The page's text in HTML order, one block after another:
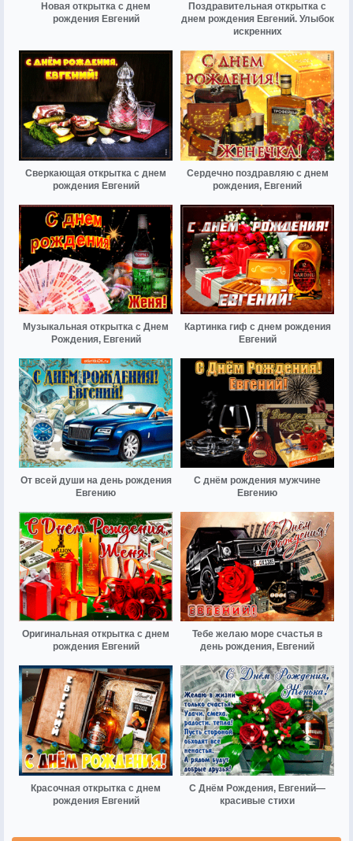
Новая открытка с днем
рождения Евгений
Поздравительная открытка с
днем рождения Евгений. Улыбок
искренних
Сверкающая открытка с днем
рождения Евгений
Сердечно поздравляю с днем
рождения, Евгений
Музыкальная открытка с Днем
Рождения, Евгений
Картинка гиф с днем рождения
Евгений
От всей души на день рождения
Евгению
С днём рождения мужчине
Евгению
Оригинальная открытка с днем
рождения Евгений
Тебе желаю море счастья в
день рождения, Евгений
Красочная открытка с днем
рождения Евгений
С Днём Рождения, Евгений—
красивые стихи